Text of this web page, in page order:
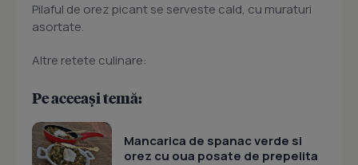
Pilaful de orez picant se serveste cald, cu muraturi
asortate.
Altre retete culinare:
Pe aceeași temă:
Mancarica de spanac verde si
orez cu oua posate de prepelita